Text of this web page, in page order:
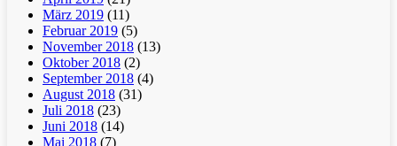
März 2019 (11)
Februar 2019 (5)
November 2018 (13)
Oktober 2018 (2)
September 2018 (4)
August 2018 (31)
Juli 2018 (23)
Juni 2018 (14)
Mai 2018 (7)